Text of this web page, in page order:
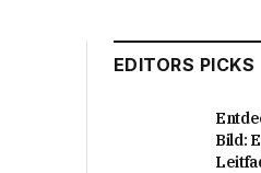
EDITORS PICKS
Bild: